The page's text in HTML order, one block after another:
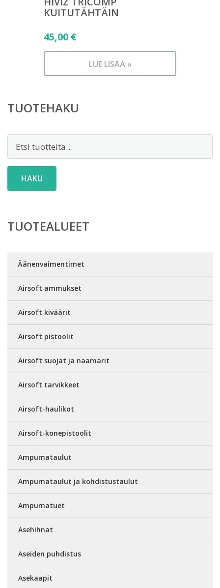
KUITUTÄHTÄIN
45,00 €
LUE LISÄÄ »
TUOTEHAKU
HAKU
TUOTEALUEET
Äänenvaimentimet
Airsoft ammukset
Airsoft kiväärit
Airsoft pistoolit
Airsoft suojat ja naamarit
Airsoft tarvikkeet
Airsoft-haulikot
Airsoft-konepistoolit
Ampumataulut
Ampumataulut ja kohdistustaulut
Ampumatuet
Asehihnat
Aseiden puhdistus
Asekaapit